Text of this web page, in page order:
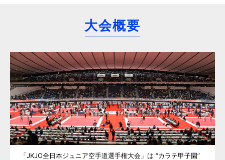
大会概要
「JKJO全日本ジュニア空手道選手権大会」は “カラテ甲子園”